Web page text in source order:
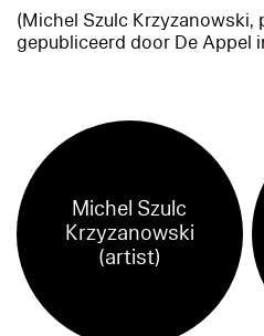
(Michel Szulc
gepubliceerd door De Appel
Michel Szulc
Krzyzanowski
(artist)